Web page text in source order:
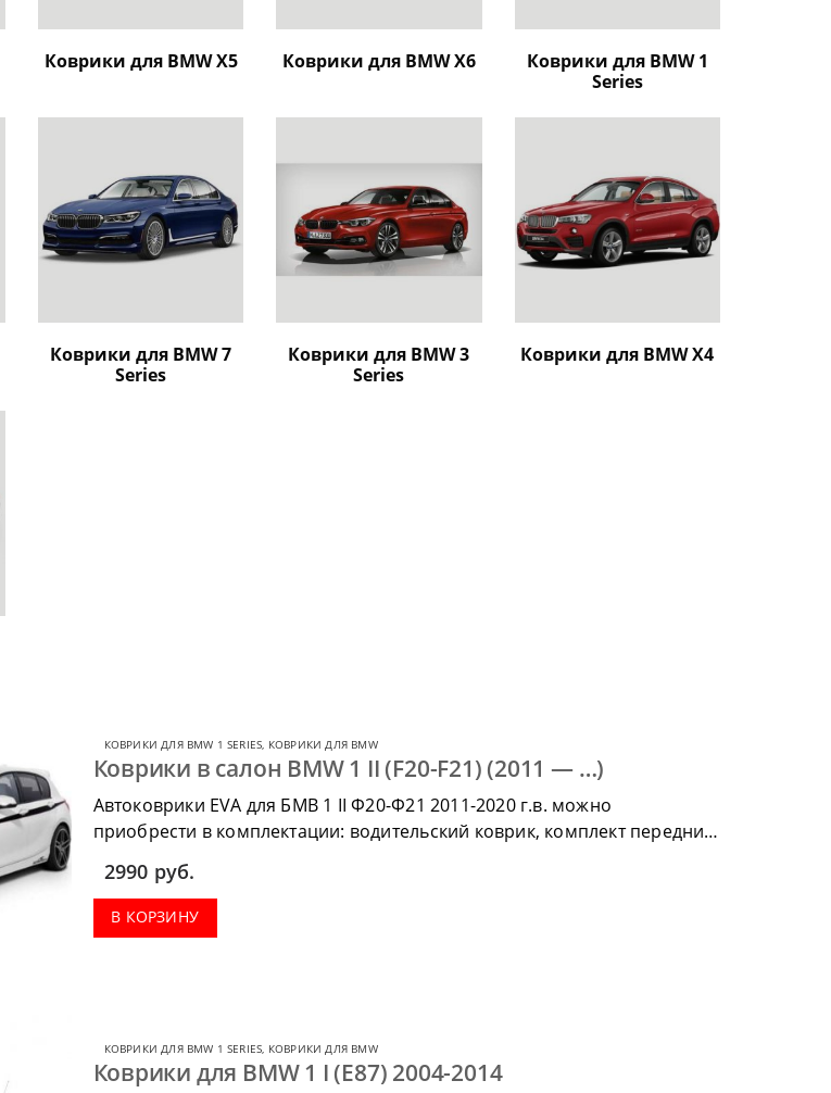
Коврики для BMW X5 Коврики для BMW X6
Коврики для BMW 1
Series
Коврики для BMW 7
Series
Коврики для BMW 3
Series
Коврики для BMW X4
КОВРИКИ ДЛЯ BMW 1 SERIES, КОВРИКИ ДЛЯ BMW
Коврики в салон BMW 1 II (F20-F21) (2011 — …)
Автоковрики EVA для БМВ 1 II Ф20-Ф21 2011-2020 г.в. можно
приобрести в комплектации: водительский коврик, комплект передних,
2990 руб.
В КОРЗИНУ
КОВРИКИ ДЛЯ BMW 1 SERIES, КОВРИКИ ДЛЯ BMW
Коврики для BMW 1 I (E87) 2004-2014